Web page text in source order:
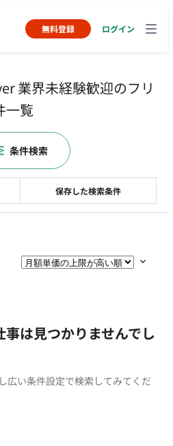
無料登録 ログイン
業界未経験歓迎のフリ
一覧
は見つかりませんでし
広い条件設定で検索してみてくだ
保存した検索条件
条件検索